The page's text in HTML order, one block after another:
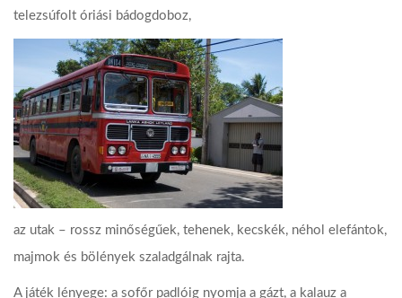
telezsúfolt óriási bádogdoboz,
az utak – rossz minőségűek, tehenek, kecskék, néhol elefántok,
majmok és bölények szaladgálnak rajta.
A játék lényege: a sofőr padlóig nyomja a gázt, a kalauz a